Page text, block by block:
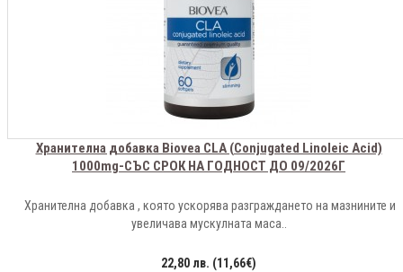
Хранителна добавка Biovea CLA (Conjugated Linoleic Acid)
1000mg-СЪС СРОК НА ГОДНОСТ ДО 09/2026Г
Хранителна добавка , която ускорява разграждането на мазнините и
увеличава мускулната маса..
22,80 лв. (11,66€)